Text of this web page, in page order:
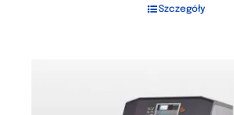
Szczegóły